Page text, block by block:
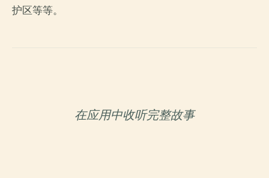
护区等等。
在应用中收听完整故事